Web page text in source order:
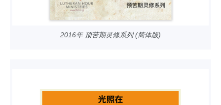
2016年 预苦期灵修系列 (简体版)